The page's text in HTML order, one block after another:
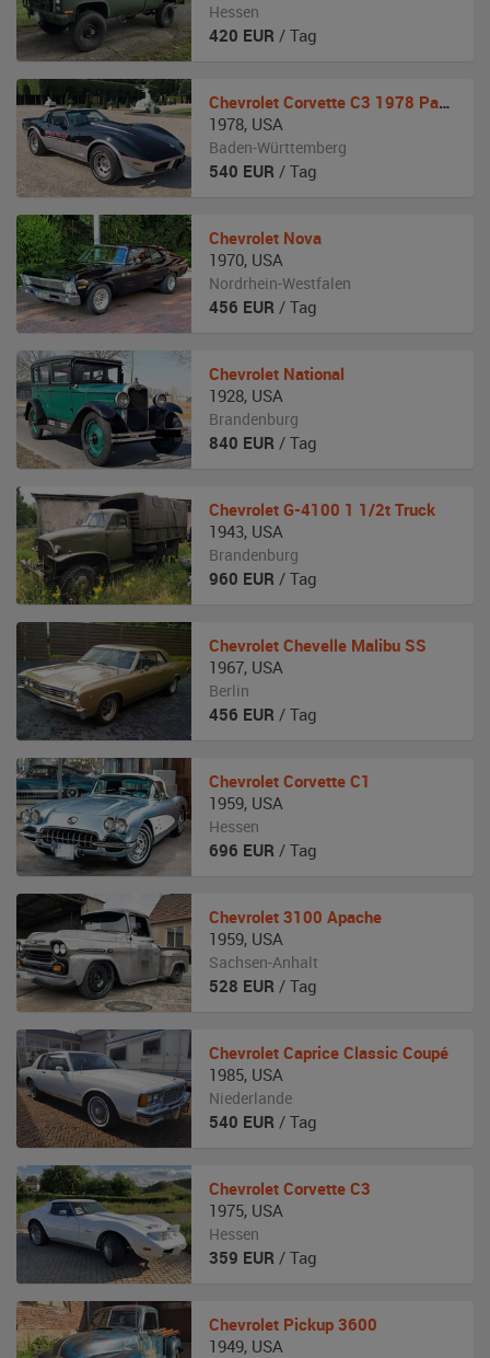
Hessen
420 EUR / Tag
Chevrolet Corvette C3 1978 Pace Car
1978, USA
Baden-Württemberg
540 EUR / Tag
Chevrolet Nova
1970, USA
Nordrhein-Westfalen
456 EUR / Tag
Chevrolet National
1928, USA
Brandenburg
840 EUR / Tag
Chevrolet G-4100 1 1/2t Truck
1943, USA
Brandenburg
960 EUR / Tag
Chevrolet Chevelle Malibu SS
1967, USA
Berlin
456 EUR / Tag
Chevrolet Corvette C1
1959, USA
Hessen
696 EUR / Tag
Chevrolet 3100 Apache
1959, USA
Sachsen-Anhalt
528 EUR / Tag
Chevrolet Caprice Classic Coupé
1985, USA
Niederlande
540 EUR / Tag
Chevrolet Corvette C3
1975, USA
Hessen
359 EUR / Tag
Chevrolet Pickup 3600
1949, USA